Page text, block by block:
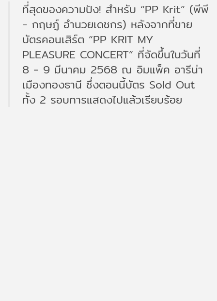
ที่สุดของความปัง! สำหรับ “PP Krit” (พีพี
- กฤษฏ์ อำนวยเดชกร) หลังจากที่ขาย
บัตรคอนเสิร์ต “PP KRIT MY
PLEASURE CONCERT” ที่จัดขึ้นในวันที่
8 - 9 มีนาคม 2568 ณ อิมแพ็ค อารีน่า
เมืองทองธานี ซึ่งตอนนี้บัตร Sold Out
ทั้ง 2 รอบการแสดงไปแล้วเรียบร้อย